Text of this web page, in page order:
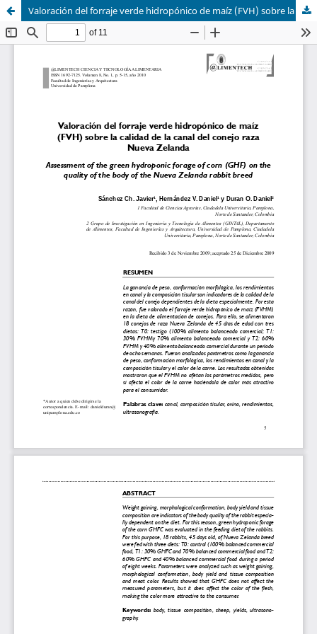
Valoración del forraje verde hidropónico de maíz (FVH) sobre la calidad de la canal del conejo raza Nueva Zelanda